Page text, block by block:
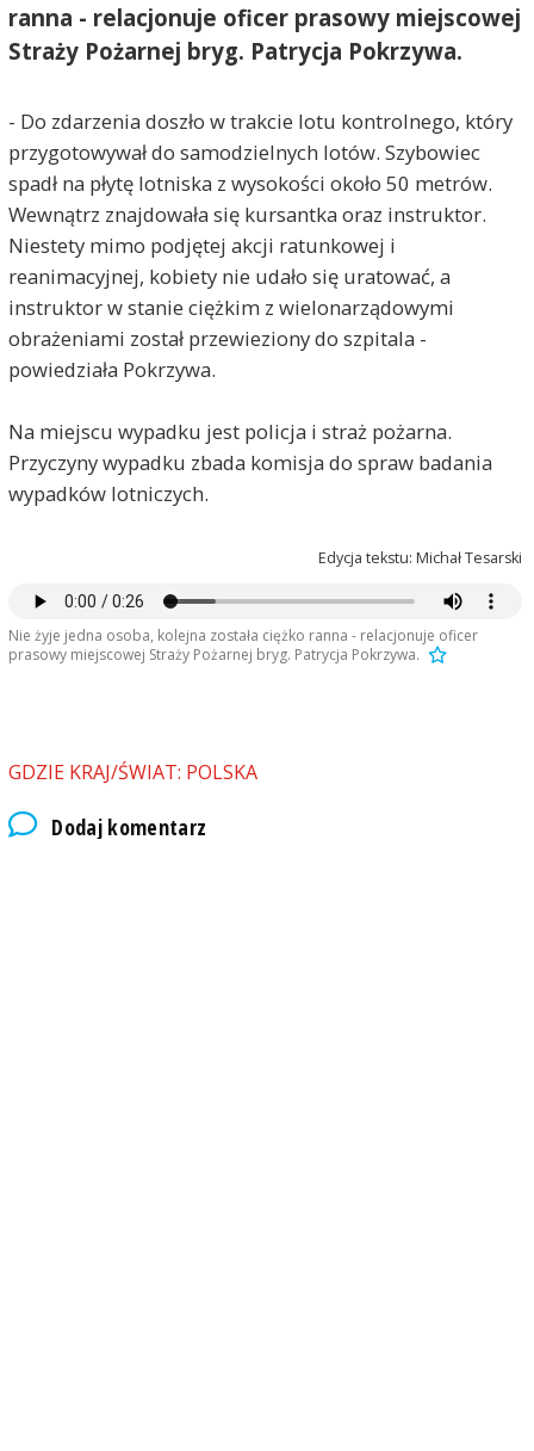
ranna - relacjonuje oficer prasowy miejscowej
Straży Pożarnej bryg. Patrycja Pokrzywa.
- Do zdarzenia doszło w trakcie lotu kontrolnego, który
przygotowywał do samodzielnych lotów. Szybowiec
spadł na płytę lotniska z wysokości około 50 metrów.
Wewnątrz znajdowała się kursantka oraz instruktor.
Niestety mimo podjętej akcji ratunkowej i
reanimacyjnej, kobiety nie udało się uratować, a
instruktor w stanie ciężkim z wielonarządowymi
obrażeniami został przewieziony do szpitala -
powiedziała Pokrzywa.
Na miejscu wypadku jest policja i straż pożarna.
Przyczyny wypadku zbada komisja do spraw badania
wypadków lotniczych.
Edycja tekstu: Michał Tesarski
Nie żyje jedna osoba, kolejna została ciężko ranna - relacjonuje oficer
prasowy miejscowej Straży Pożarnej bryg. Patrycja Pokrzywa.
GDZIE KRAJ/ŚWIAT: POLSKA
Dodaj komentarz